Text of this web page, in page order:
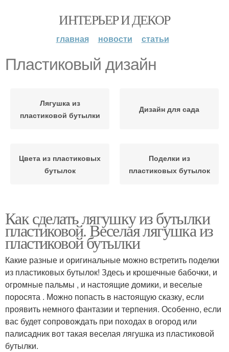
ИНТЕРЬЕР И ДЕКОР
главная новости статьи
Пластиковый дизайн
Лягушка из
пластиковой бутылки
Дизайн для сада
Цвета из пластиковых
бутылок
Поделки из
пластиковых бутылок
Как сделать лягушку из бутылки
пластиковой. Веселая лягушка из
пластиковой бутылки
Какие разные и оригинальные можно встретить поделки
из пластиковых бутылок! Здесь и крошечные бабочки, и
огромные пальмы , и настоящие домики, и веселые
поросята . Можно попасть в настоящую сказку, если
проявить немного фантазии и терпения. Особенно, если
вас будет сопровождать при походах в огород или
палисадник вот такая веселая лягушка из пластиковой
бутылки.